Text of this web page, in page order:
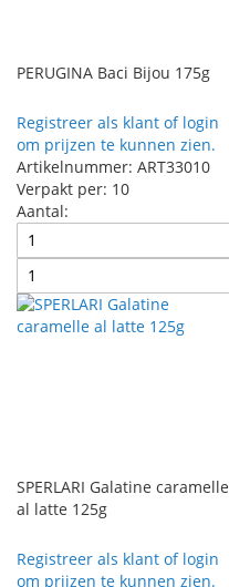
PERUGINA Baci Bijou 175g
Registreer als klant of login
om prijzen te kunnen zien.
Artikelnummer: ART33010
Verpakt per: 10
Aantal:
SPERLARI Galatine caramelle
al latte 125g
Registreer als klant of login
om prijzen te kunnen zien.